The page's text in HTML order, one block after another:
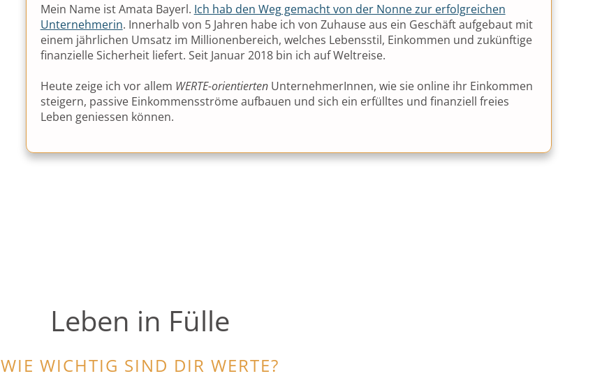
Mein Name ist Amata Bayerl. Ich hab den Weg gemacht von der Nonne zur erfolgreichen
Unternehmerin. Innerhalb von 5 Jahren habe ich von Zuhause aus ein Geschäft aufgebaut mit
einem jährlichen Umsatz im Millionenbereich, welches Lebensstil, Einkommen und zukünftige
finanzielle Sicherheit liefert. Seit Januar 2018 bin ich auf Weltreise.
Heute zeige ich vor allem WERTE-orientierten UnternehmerInnen, wie sie online ihr Einkommen
steigern, passive Einkommensströme aufbauen und sich ein erfülltes und finanziell freies
Leben geniessen können.
Leben in Fülle
WIE WICHTIG SIND DIR WERTE?